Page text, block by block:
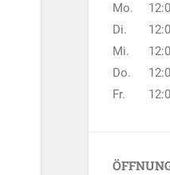
Mo.
Di.
Mi.
Do.
Fr.